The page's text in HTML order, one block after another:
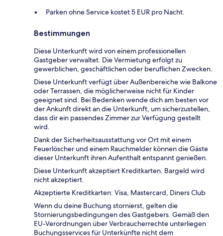
Parken ohne Service kostet 5 EUR pro Nacht.
Bestimmungen
Diese Unterkunft wird von einem professionellen
Gastgeber verwaltet. Die Vermietung erfolgt zu
gewerblichen, geschäftlichen oder beruflichen Zwecken.
Diese Unterkunft verfügt über Außenbereiche wie Balkone
oder Terrassen, die möglicherweise nicht für Kinder
geeignet sind. Bei Bedenken wende dich am besten vor
der Ankunft direkt an die Unterkunft, um sicherzustellen,
dass dir ein passendes Zimmer zur Verfügung gestellt
wird.
Dank der Sicherheitsausstattung vor Ort mit einem
Feuerlöscher und einem Rauchmelder können die Gäste
dieser Unterkunft ihren Aufenthalt entspannt genießen.
Diese Unterkunft akzeptiert Kreditkarten. Bargeld wird
nicht akzeptiert.
Akzeptierte Kreditkarten: Visa, Mastercard, Diners Club
Wenn du deine Buchung stornierst, gelten die
Stornierungsbedingungen des Gastgebers. Gemäß den
EU-Verordnungen über Verbraucherrechte unterliegen
Buchungsservices für Unterkünfte nicht dem